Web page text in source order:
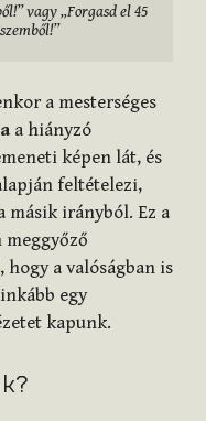
vagy „Forgasd el 45
a mesterséges
a hiányzó
képen lát, és
feltételezi,
másik irányból. Ez a
meggyőző
a valóságban is
egy
kapunk.